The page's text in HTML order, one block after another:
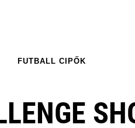
FUTBALL CIPŐK